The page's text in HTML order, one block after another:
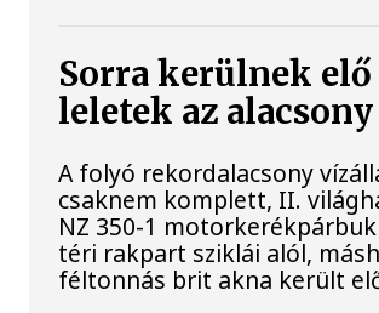
Sorra kerülnek
leletek az
A folyó rekordalacsony
csaknem komplett, II.
NZ 350-1
téri rakpart sziklái alól,
féltonnás brit akna került